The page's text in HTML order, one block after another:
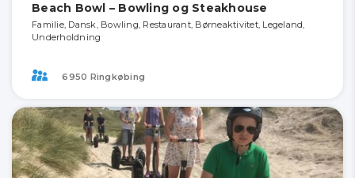
Beach Bowl – Bowling og Steakhouse
Familie, Dansk, Bowling, Restaurant, Børneaktivitet, Legeland,
Underholdning
6950 Ringkøbing